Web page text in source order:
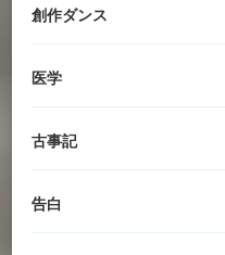
創作ダンス
医学
古事記
告白